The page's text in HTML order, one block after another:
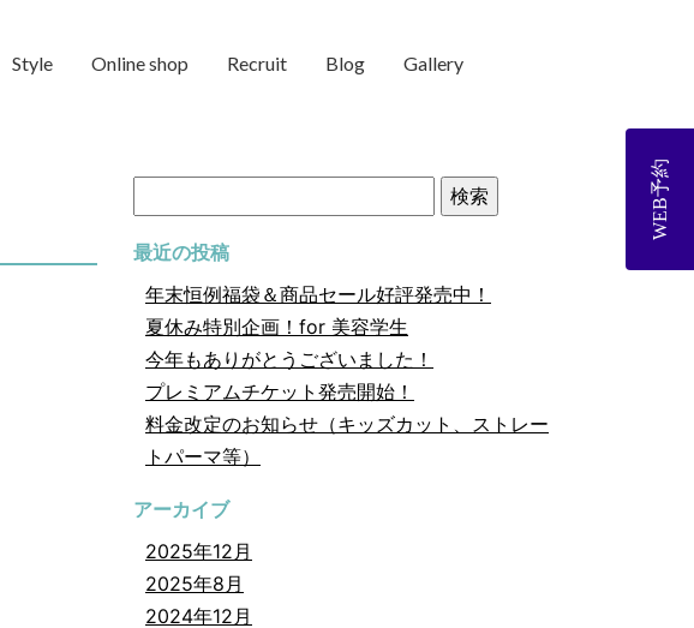
WEB予約
Style Online shop Recruit Blog Gallery
索:
最近の投稿
年末恒例福袋＆商品セール好評発売中！
夏休み特別企画！for 美容学生
今年もありがとうございました！
プレミアムチケット発売開始！
料金改定のお知らせ（キッズカット、ストレー
トパーマ等）
アーカイブ
2025年12月
2025年8月
2024年12月